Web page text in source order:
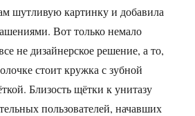
шутливую картинку и добавила
Вот только немало
не дизайнерское решение, а то,
стоит кружка с зубной
Близость щётки к унитазу
пользователей, начавших